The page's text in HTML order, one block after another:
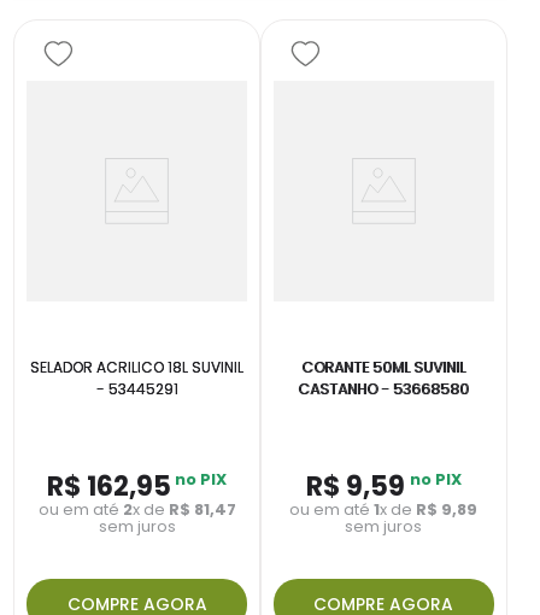
SELADOR ACRILICO 18L SUVINIL
- 53445291
R$ 162,95 no PIX
ou em até 2x de R$ 81,47
sem juros
COMPRE AGORA
CORANTE 50ML SUVINIL
CASTANHO - 53668580
R$ 9,59 no PIX
ou em até1x de R$ 9,89
sem juros
COMPRE AGORA